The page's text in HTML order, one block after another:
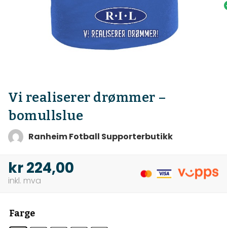
Vi realiserer drømmer –
bomullslue
Ranheim Fotball Supporterbutikk
kr224,00
Farge